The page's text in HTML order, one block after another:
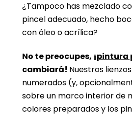
¿Tampoco has mezclado
pincel adecuado, hecho
con óleo o acrílica?
No te preocupes, ¡pintura
cambiará! Nuestros
numerados (y,
sobre un marco interior de
colores preparados y los